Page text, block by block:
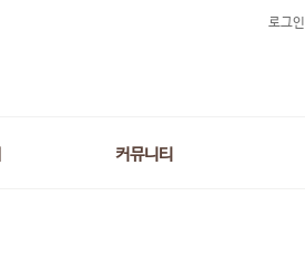
로그인
커뮤니티